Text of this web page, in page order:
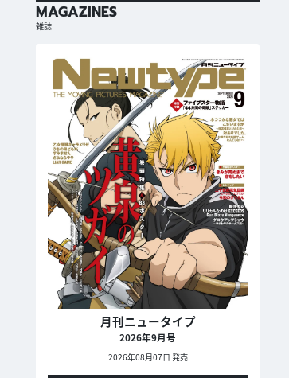
MAGAZINES
雑誌
月刊ニュータイプ
2026年9月号
2026年08月07日 発売